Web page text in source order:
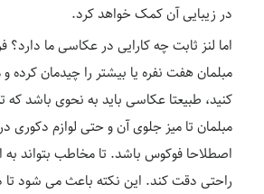
در زیبایی آن کمک خواهد کرد.
اما لنز ثابت چه کارایی در عکاسی ما
مبلمان هفت نفره یا بیشتر را چیدمان کرده
کنید، طبیعتا عکاسی باید به نحوی باشد که
مبلمان تا میز جلوی آن و حتی لوازم دکوری
اصطلاحا فوکوس باشد. تا مخاطب بتواند
راحتی دقت کند. این نکته باعث می شود